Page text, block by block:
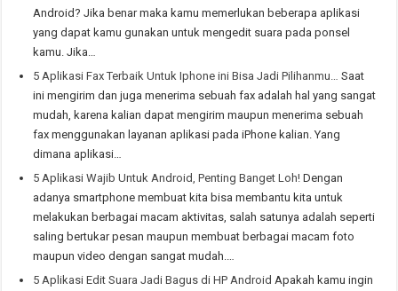
Android? Jika benar maka kamu memerlukan beberapa aplikasi
yang dapat kamu gunakan untuk mengedit suara pada ponsel
kamu. Jika…
5 Aplikasi Fax Terbaik Untuk Iphone ini Bisa Jadi Pilihanmu…
Saat
ini mengirim dan juga menerima sebuah fax adalah hal yang sangat
mudah, karena kalian dapat mengirim maupun menerima sebuah
fax menggunakan layanan aplikasi pada iPhone kalian. Yang
dimana aplikasi…
5 Aplikasi Wajib Untuk Android, Penting Banget Loh! Dengan
adanya smartphone membuat kita bisa membantu kita untuk
melakukan berbagai macam aktivitas, salah satunya adalah seperti
saling bertukar pesan maupun membuat berbagai macam foto
maupun video dengan sangat mudah.…
5 Aplikasi Edit Suara Jadi Bagus di HP Android Apakah kamu ingin